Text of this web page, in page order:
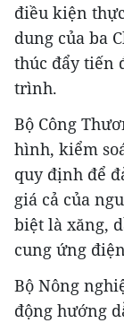
điều kiện
dung của ba
thúc đẩy tiến
trình.
Bộ Công
hình, kiểm
quy định để
giá cả của
biệt là xăng,
cung ứng
Bộ Nông
động hướng